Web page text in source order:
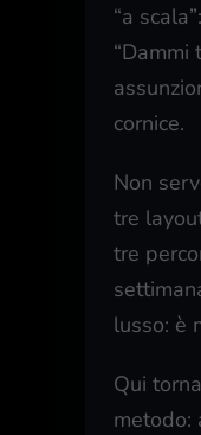
“a
“Dammi
cornice.
Non
tre
tre
lusso: è
Qui
metodo: